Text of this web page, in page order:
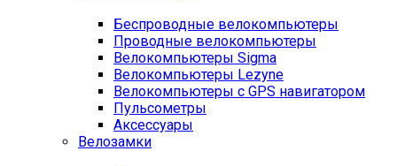
Беспроводные велокомпьютеры
Проводные велокомпьютеры
Велокомпьютеры Sigma
Велокомпьютеры Lezyne
Велокомпьютеры с GPS навигатором
Пульсометры
Аксессуары
Велозамки